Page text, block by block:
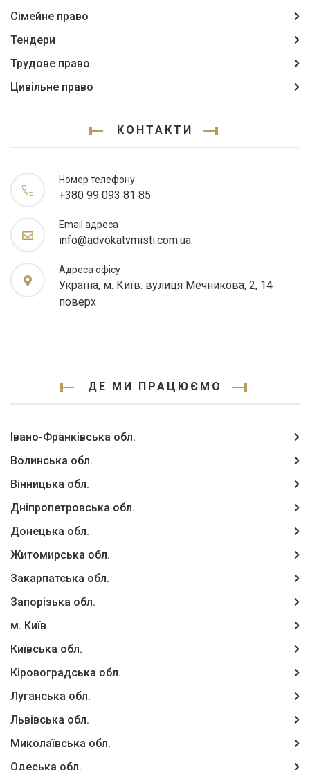
Сімейне право
Тендери
Трудове право
Цивільне право
КОНТАКТИ
Номер телефону
+380 99 093 81 85
Email адреса
info@advokatvmisti.com.ua
Адреса офісу
Україна, м. Київ. вулиця Мечникова, 2, 14
поверх
ДЕ МИ ПРАЦЮЄМО
Івано-Франківська обл.
Волинська обл.
Вінницька обл.
Дніпропетровська обл.
Донецька обл.
Житомирська обл.
Закарпатська обл.
Запорізька обл.
м. Київ
Київська обл.
Кіровоградська обл.
Луганська обл.
Львівська обл.
Миколаївська обл.
Одеська обл.